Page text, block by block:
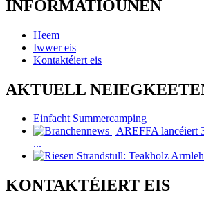
INFORMATIOUNEN
Heem
Iwwer eis
Kontaktéiert eis
AKTUELL
Einfacht Summercamping
...
KONTAKTÉIERT EIS